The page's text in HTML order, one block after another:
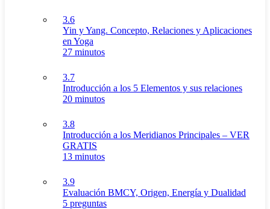
3.6
Yin y Yang. Concepto, Relaciones y Aplicaciones
en Yoga
27 minutos
3.7
Introducción a los 5 Elementos y sus relaciones
20 minutos
3.8
Introducción a los Meridianos Principales – VER
GRATIS
13 minutos
3.9
Evaluación BMCY, Origen, Energía y Dualidad
5 preguntas